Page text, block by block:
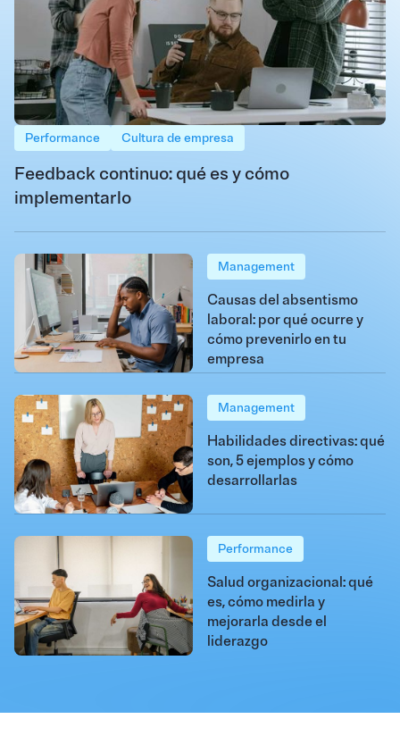
Performance Cultura de empresa
Feedback continuo: qué es y cómo
implementarlo
Management
Causas del absentismo
laboral: por qué ocurre y
cómo prevenirlo en tu
empresa
Management
Habilidades directivas: qué
son, 5 ejemplos y cómo
desarrollarlas
Performance
Salud organizacional: qué
es, cómo medirla y
mejorarla desde el
liderazgo